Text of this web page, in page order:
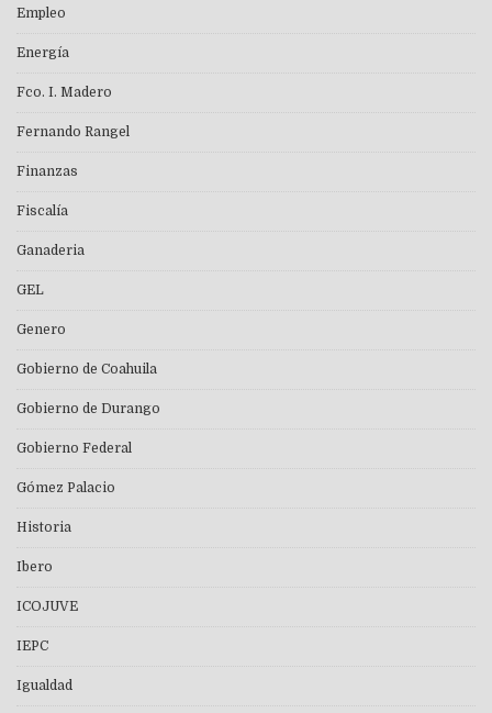
Empleo
Energía
Fco. I. Madero
Fernando Rangel
Finanzas
Fiscalía
Ganaderia
GEL
Genero
Gobierno de Coahuila
Gobierno de Durango
Gobierno Federal
Gómez Palacio
Historia
Ibero
ICOJUVE
IEPC
Igualdad